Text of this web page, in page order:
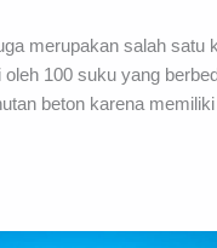
merupakan salah satu
oleh 100 suku yang
beton karena